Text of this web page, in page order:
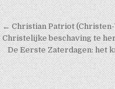
Berichtnavigatie
← Christian Patriot (Christen-
Christelijke beschaving te
De Eerste Zaterdagen: het